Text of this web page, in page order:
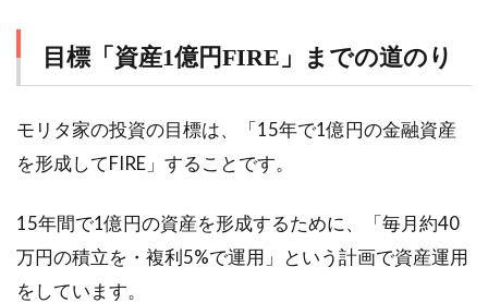
目標「資産1億円FIRE」までの道のり
モリタ家の投資の目標は、「15年で1億円の金融資産
を形成してFIRE」することです。
15年間で1億円の資産を形成するために、「毎月約40
万円の積立を・複利5%で運用」という計画で資産運用
をしています。